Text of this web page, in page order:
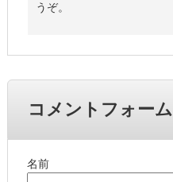
うぞ。
コメントフォーム
名前